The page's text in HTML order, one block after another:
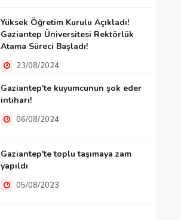
Yüksek Öğretim Kurulu Açıkladı!
Gaziantep Üniversitesi Rektörlük
Atama Süreci Başladı!
23/08/2024
Gaziantep'te kuyumcunun şok eder
intiharı!
06/08/2024
Gaziantep'te toplu taşımaya zam
yapıldı
05/08/2023